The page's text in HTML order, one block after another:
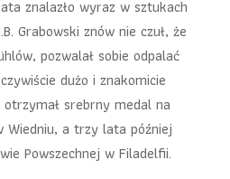
znalazło wyraz w sztukach
Grabowski znów nie czuł, że
pozwalał sobie odpalać
dużo i znakomicie
otrzymał srebrny medal na
Wiedniu, a trzy lata później
Powszechnej w Filadelfii.